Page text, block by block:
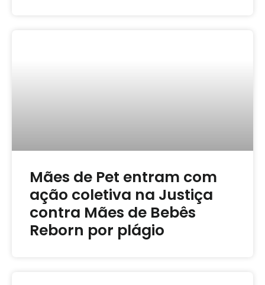
Mães de Pet entram com
ação coletiva na Justiça
contra Mães de Bebês
Reborn por plágio